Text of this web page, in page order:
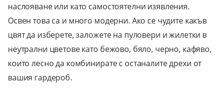
наслояване или като самостоятелни изявления.
Освен това са и много модерни. Ако се чудите какъв
цвят да изберете, заложете на пуловери и жилетки в
неутрални цветове като бежово, бяло, черно, кафяво,
които лесно да комбинирате с останалите дрехи от
вашия гардероб.